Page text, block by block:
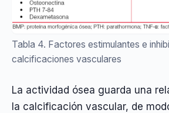
Tabla 4. Factores estimulantes e
calcificaciones vasculares
La actividad ósea guarda una
la calcificación vascular, de